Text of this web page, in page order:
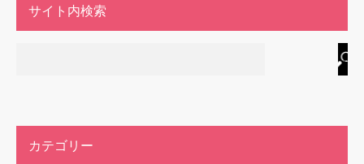
サイト内検索
カテゴリー